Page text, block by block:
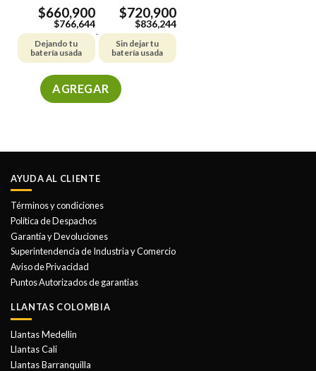
producto
$660,900
$766,644
Dejando tu
batería usada
-
$720,900
$836,244
Sin dejar tu
batería usada
AGREGAR
múltiples
Las
pueden
elegir
en
la
página
de
AYUDA AL CLIENTE
Términos y condiciones
Política de Despachos
Garantía y Devoluciones
Superintendencia de Industria y Comercio
Aviso de Privacidad
Puntos Autorizados de garantias
LLANTAS COLOMBIA
Llantas Medellin
Llantas Cali
Llantas Barranquilla